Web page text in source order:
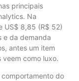
principais
Na
US$ 8,85 (R$ 52)
e da demanda
antes um item
veem como luxo.
do